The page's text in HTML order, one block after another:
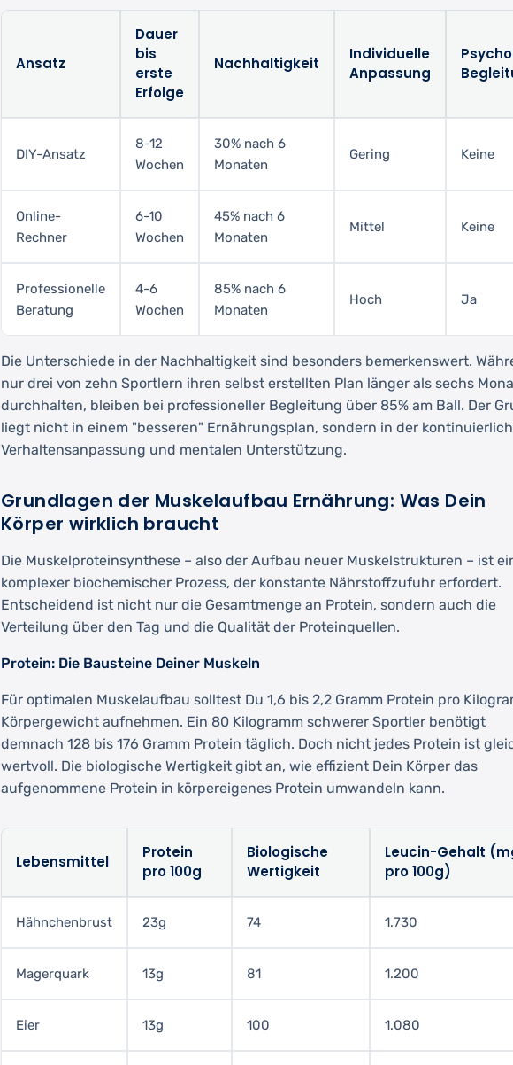
Ansatz
Dauer
bis
erste
Erfolge
Nachhaltigkeit
Individuelle
Anpassung
DIY-Ansatz
8-12
Wochen
30% nach 6
Monaten
Gering Keine
Online-
Rechner
6-10
Wochen
45% nach 6
Monaten
Mittel Keine
Professionelle
Beratung
4-6
Wochen
85% nach 6
Monaten
Hoch Ja
Die Unterschiede in der Nachhaltigkeit sind besonders bemerkenswert.
nur drei von zehn Sportlern ihren selbst erstellten Plan länger als sechs
durchhalten, bleiben bei professioneller Begleitung über 85% am Ball. Der
liegt nicht in einem "besseren" Ernährungsplan, sondern in der
Verhaltensanpassung und mentalen Unterstützung.
Grundlagen der Muskelaufbau Ernährung: Was Dein
Körper wirklich braucht
Die Muskelproteinsynthese – also der Aufbau neuer Muskelstrukturen – ist
komplexer biochemischer Prozess, der konstante Nährstoffzufuhr erfordert.
Entscheidend ist nicht nur die Gesamtmenge an Protein, sondern auch die
Verteilung über den Tag und die Qualität der Proteinquellen.
Protein: Die Bausteine Deiner Muskeln
Für optimalen Muskelaufbau solltest Du 1,6 bis 2,2 Gramm Protein pro
Körpergewicht aufnehmen. Ein 80 Kilogramm schwerer Sportler benötigt
demnach 128 bis 176 Gramm Protein täglich. Doch nicht jedes Protein ist
wertvoll. Die biologische Wertigkeit gibt an, wie effizient Dein Körper das
aufgenommene Protein in körpereigenes Protein umwandeln kann.
Lebensmittel
Protein
pro 100g
Biologische
Wertigkeit
Leucin-Gehalt
pro 100g)
Hähnchenbrust 23g 74 1.730
Magerquark 13g 81 1.200
Eier 13g 100 1.080